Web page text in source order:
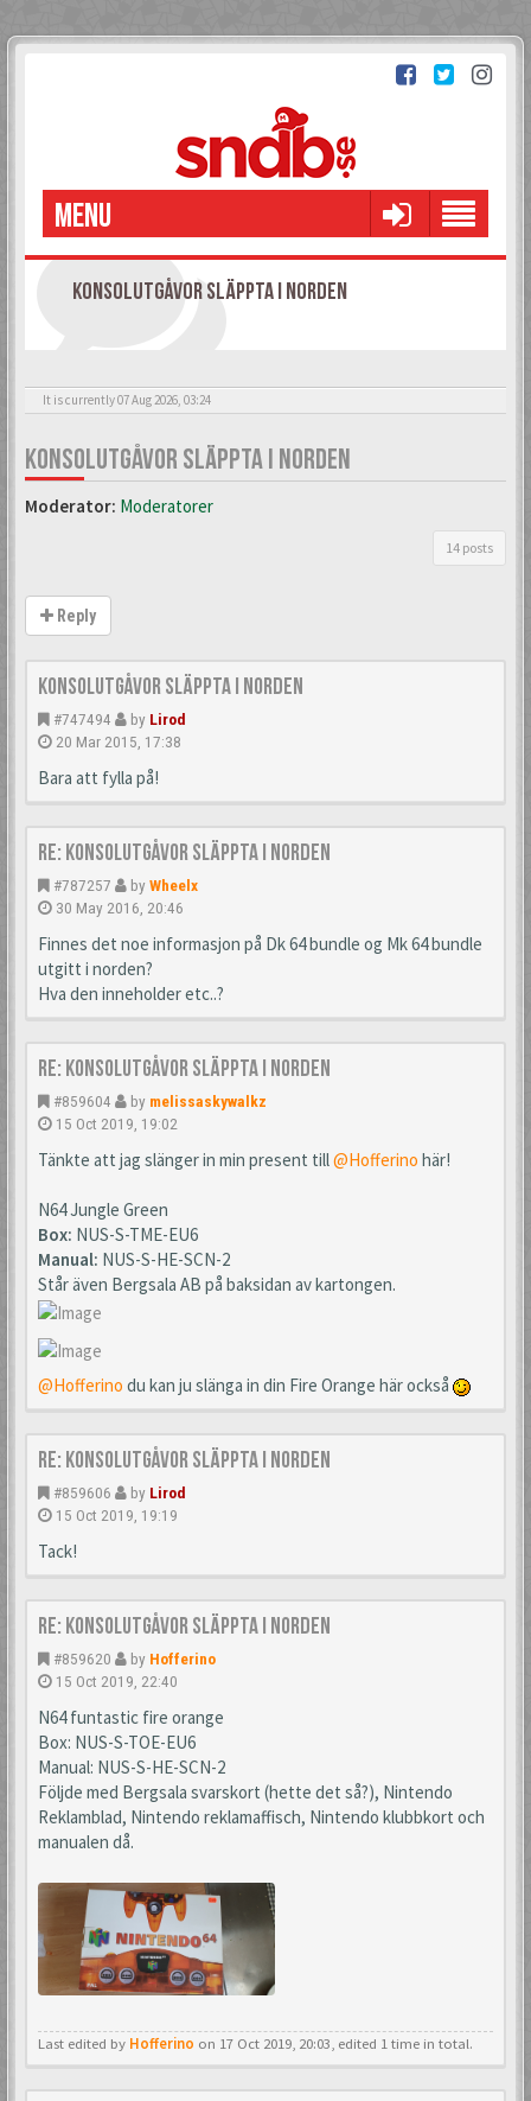
MENU
KONSOLUTGÅVOR SLÄPPTA I NORDEN
It is currently 07 Aug 2026, 03:24
KONSOLUTGÅVOR SLÄPPTA I NORDEN
Moderator: Moderatorer
14 posts
Reply
Konsolutgåvor släppta i Norden
#747494 by Lirod
20 Mar 2015, 17:38
Bara att fylla på!
Re: Konsolutgåvor släppta i Norden
#787257 by Wheelx
30 May 2016, 20:46
Finnes det noe informasjon på Dk 64 bundle og Mk 64 bundle
utgitt i norden?
Hva den inneholder etc..?
Re: Konsolutgåvor släppta i Norden
#859604 by melissaskywalkz
15 Oct 2019, 19:02
Tänkte att jag slänger in min present till@Hofferino här!
N64 Jungle Green
Box: NUS-S-TME-EU6
Manual: NUS-S-HE-SCN-2
Står även Bergsala AB på baksidan av kartongen.
@Hofferino du kan ju slänga in din Fire Orange här också
Re: Konsolutgåvor släppta i Norden
#859606 by Lirod
15 Oct 2019, 19:19
Tack!
Re: Konsolutgåvor släppta i Norden
#859620 by Hofferino
15 Oct 2019, 22:40
N64 funtastic fire orange
Box: NUS-S-TOE-EU6
Manual: NUS-S-HE-SCN-2
Följde med Bergsala svarskort (hette det så?), Nintendo
Reklamblad, Nintendo reklamaffisch, Nintendo klubbkort och
manualen då.
Last edited by Hofferino on 17 Oct 2019, 20:03, edited 1 time in total.